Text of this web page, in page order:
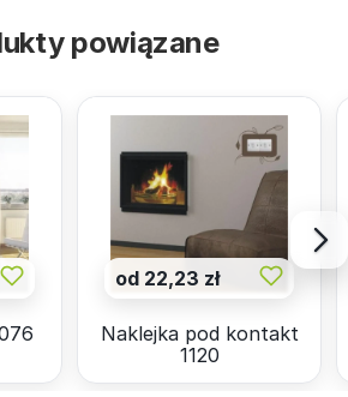
powiązane
od 22,23 zł
Naklejka pod kontakt
1120